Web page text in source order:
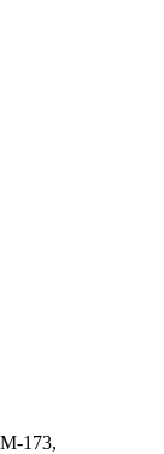
М-173,